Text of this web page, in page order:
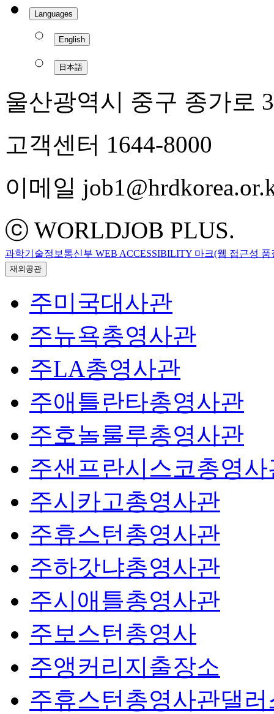
Languages
English
日本語
울산광역시 중구 종가로
고객센터 1644-8000
이메일
ⓒ WORLDJOB PLUS.
과학기술정보통신부 WEB ACCESSIBILITY 마크(웹 접근성 품
재외공관
주미국대사관
주뉴욕총영사관
주LA총영사관
주애틀란타총영사관
주호놀룰루총영사관
주샌프란시스코총영사
주시카고총영사관
주휴스턴총영사관
주하갓냐총영사관
주시애틀총영사관
주보스턴총영사
주앵커리지출장소
주휴스턴총영사관댈